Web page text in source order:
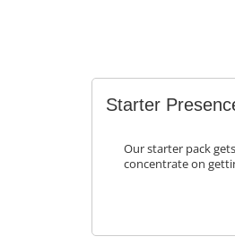
Starter
Our starter pack
concentrate on